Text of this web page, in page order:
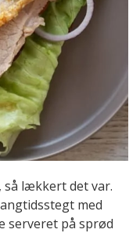
så lækkert det var.
med
serveret på sprød